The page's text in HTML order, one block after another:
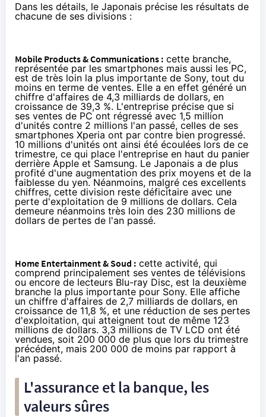
Dans les détails, le Japonais précise les résultats de
chacune de ses divisions :
Mobile Products & Communications : cette branche,
représentée par les smartphones mais aussi les PC,
est de très loin la plus importante de Sony, tout du
moins en terme de ventes. Elle a en effet généré un
chiffre d'affaires de 4,3 milliards de dollars, en
croissance de 39,3 %. L'entreprise précise que si
ses ventes de PC ont régressé avec 1,5 million
d'unités contre 2 millions l'an passé, celles de ses
smartphones Xperia ont par contre bien progressé.
10 millions d'unités ont ainsi été écoulées lors de ce
trimestre, ce qui place l'entreprise en haut du panier
derrière Apple et Samsung. Le Japonais a de plus
profité d'une augmentation des prix moyens et de la
faiblesse du yen. Néanmoins, malgré ces excellents
chiffres, cette division reste déficitaire avec une
perte d'exploitation de 9 millions de dollars. Cela
demeure néanmoins très loin des 230 millions de
dollars de pertes de l'an passé.
Home Entertainment & Soud : cette activité, qui
comprend principalement ses ventes de télévisions
ou encore de lecteurs Blu-ray Disc, est la deuxième
branche la plus importante pour Sony. Elle affiche
un chiffre d'affaires de 2,7 milliards de dollars, en
croissance de 11,8 %, et une réduction de ses pertes
d'exploitation, qui atteignent tout de même 123
millions de dollars. 3,3 millions de TV LCD ont été
vendues, soit 200 000 de plus que lors du trimestre
précédent, mais 200 000 de moins par rapport à
l'an passé.
L'assurance et la banque, les
valeurs sûres